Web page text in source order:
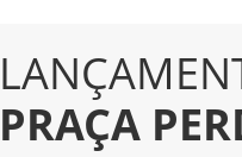
PRAÇA